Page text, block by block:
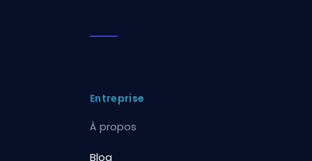
Entreprise
À propos
Blog